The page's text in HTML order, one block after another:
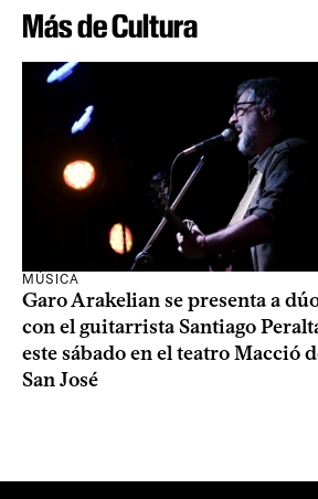
Más de Cultura
MÚSICA
Garo Arakelian se presenta a
con el guitarrista Santiago
este sábado en el teatro Macció
San José